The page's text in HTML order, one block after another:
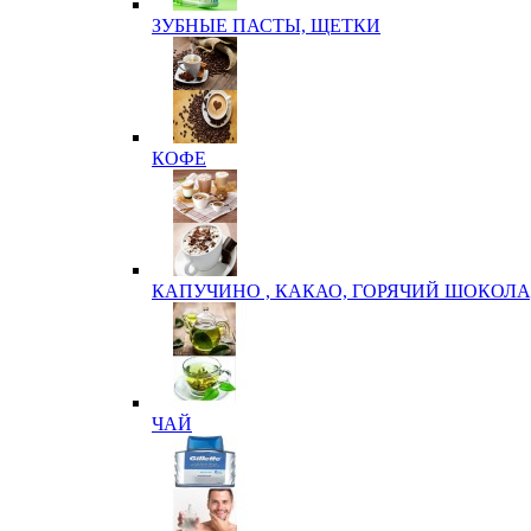
ЗУБНЫЕ ПАСТЫ, ЩЕТКИ
КОФЕ
КАПУЧИНО , КАКАО, ГОРЯЧИЙ
ЧАЙ